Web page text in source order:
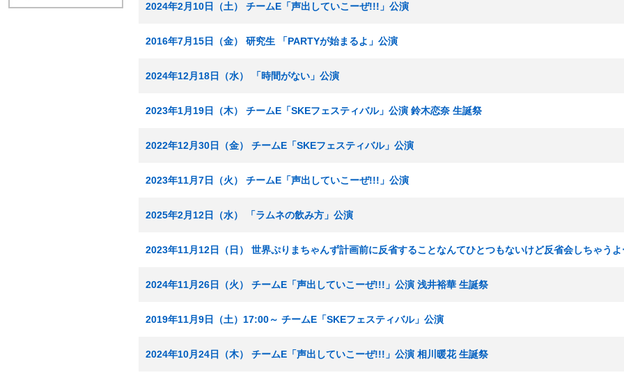
2024年2月10日（土） チームE「声出していこーぜ!!!」公演
2016年7月15日（金） 研究生 「PARTYが始まるよ」公演
2024年12月18日（水） 「時間がない」公演
2023年1月19日（木） チームE「SKEフェスティバル」公演 鈴木恋奈 生誕祭
2022年12月30日（金） チームE「SKEフェスティバル」公演
2023年11月7日（火） チームE「声出していこーぜ!!!」公演
2025年2月12日（水） 「ラムネの飲み方」公演
2023年11月12日（日） 世界ぷりまちゃんず計画前に反省することなんてひとつもないけど反省会しちゃうよ
2024年11月26日（火） チームE「声出していこーぜ!!!」公演 浅井裕華 生誕祭
2019年11月9日（土）17:00～ チームE「SKEフェスティバル」公演
2024年10月24日（木） チームE「声出していこーぜ!!!」公演 相川暖花 生誕祭